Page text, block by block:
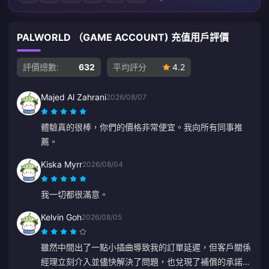
PALWORLD （GAME ACCOUNT) 充值用戶評價
評價總數: 632 平均評分 4.2
Majed Al Zahrani2026/08/07
體驗真的很棒，你們的價格非常便宜。我向所有同事推
薦。
Kiska Myrr2026/08/04
我一切都很滿意。
Kelvin Goh2026/08/05
雖然中間出了一點小插曲導致我的訂單延遲，但客戶關係
經理立刻介入並儘快解決了問題，也兌現了補償的承諾。